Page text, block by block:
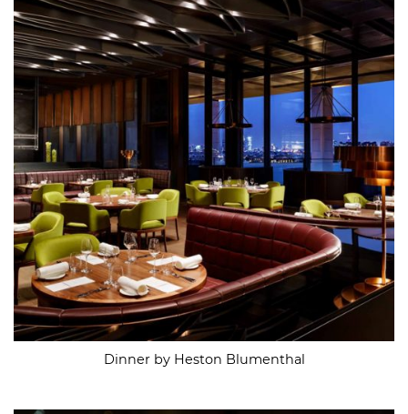
Dinner by Heston Blumenthal